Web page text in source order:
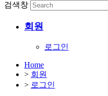
검색창
회원
로그인
Home
> 회원
> 로그인